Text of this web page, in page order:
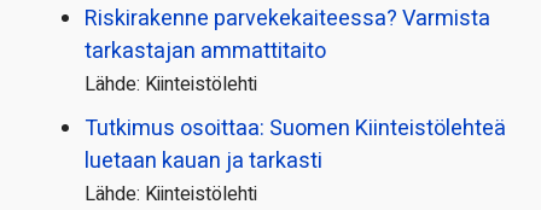
Riskirakenne parvekekaiteessa? Varmista
tarkastajan ammattitaito
Lähde: Kiinteistölehti
Tutkimus osoittaa: Suomen Kiinteistölehteä
luetaan kauan ja tarkasti
Lähde: Kiinteistölehti